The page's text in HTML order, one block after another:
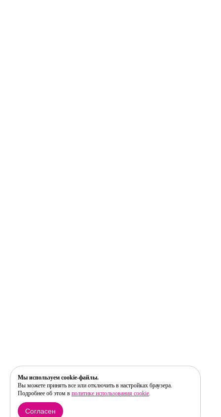
Мы используем cookie-файлы.
Вы можете принять все или отключить в настройках браузера.
Подробнее об этом в политике использования cookie.
Согласен